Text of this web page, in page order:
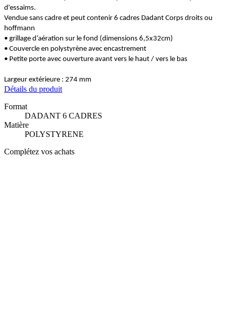
d'essaims.
Vendue sans cadre et peut contenir 6 cadres Dadant Corps droits ou
hoffmann
• grillage d’aération sur le fond (dimensions 6,5x32cm)
• Couvercle en polystyrène avec encastrement
• Petite porte avec ouverture avant vers le haut / vers le bas
Largeur extérieure : 274 mm
Détails du produit
Format
DADANT 6 CADRES
Matière
POLYSTYRENE
Complétez vos achats